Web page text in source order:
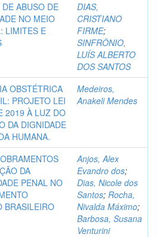
DE ABUSO DE
NO MEIO
LIMITES E
DIAS,
CRISTIANO
FIRME;
SINFRÔNIO,
LUÍS ALBERTO
DOS SANTOS
OBSTÉTRICA
PROJETO LEI
2019 À LUZ DO
DA DIGNIDADE
HUMANA.
Medeiros,
Anakeli Mendes
DA
PENAL NO
BRASILEIRO
Anjos, Alex
Evandro dos;
Dias, Nicole dos
Santos; Rocha,
Nivalda Máximo;
Barbosa, Susana
Venturini